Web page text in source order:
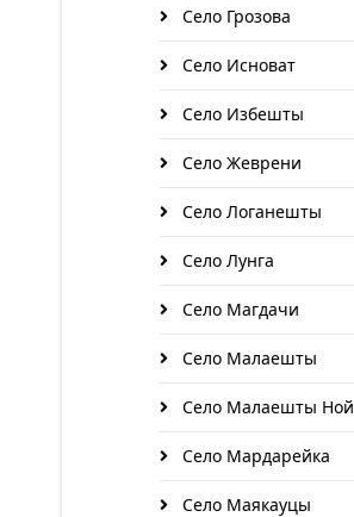
Село Грозова
Село Исноват
Село Избешты
Село Жеврени
Село Логанешты
Село Лунга
Село Магдачи
Село Малаешты
Село Малаешты Ной
Село Мардарейка
Село Маякауцы